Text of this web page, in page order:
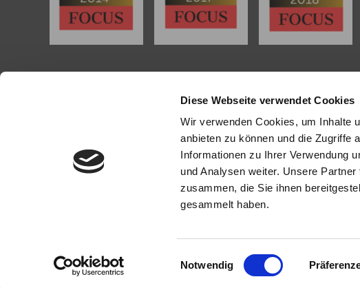
Diese Webseite verwendet Cookies
Wir verwenden Cookies, um Inhalte
anbieten zu können und die Zugriffe
Informationen zu Ihrer Verwendung
und Analysen weiter. Unsere
zusammen, die Sie ihnen
gesammelt haben.
Einwilligungsauswahl
Notwendig
KONTAKT
Tel.: +49 (0) 6131 / 9010180
E-Mail: buero@immobilien-koehler.de
Internet: www.immobilien-koehler.de
PROFIL
Als kompetenter
Mainz und Dipl.
in Mainz und
bei der Bewertung
Immobilie zur Seite.
Mit umfassendem
Sprechen Sie uns an
© Köhler Immobilien GmbH Powered byImmonia GmbH